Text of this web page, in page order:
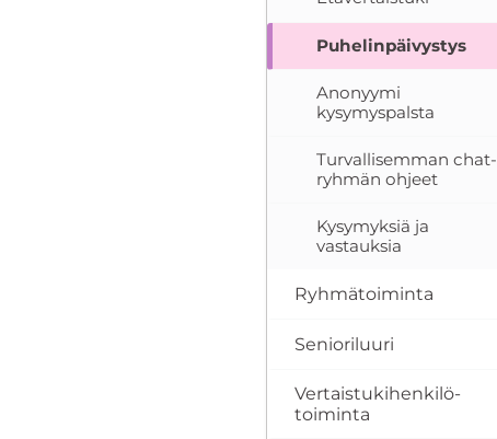
Puhelinpäivystys
Anonyymi
kysymyspalsta
Turvallisemman chat-
ryhmän ohjeet
Kysymyksiä ja
vastauksia
Ryhmätoiminta
Senioriluuri
Vertaistukihenkilö­
toiminta